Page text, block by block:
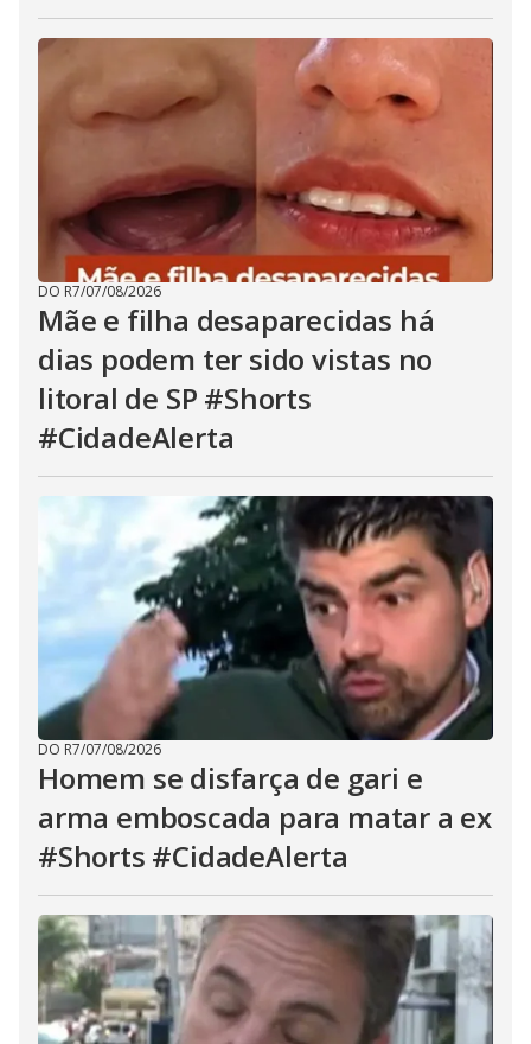
DO R7/07/08/2026
Mãe e filha desaparecidas há
dias podem ter sido vistas no
litoral de SP #Shorts
#CidadeAlerta
DO R7/07/08/2026
Homem se disfarça de gari e
arma emboscada para matar a ex
#Shorts #CidadeAlerta